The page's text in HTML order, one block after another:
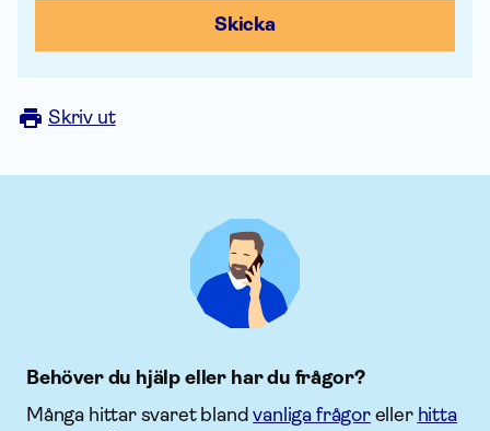
Skicka
Skriv ut
Behöver du hjälp eller har du frågor?
Många hittar svaret blandvanliga frågoreller hitta